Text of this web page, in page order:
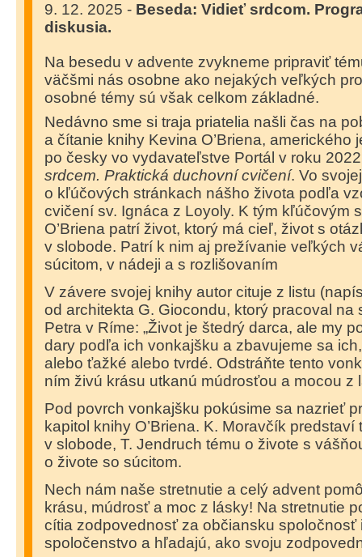
9. 12. 2025 - Beseda: Vidieť srdcom.
diskusia.
Na besedu v advente zvykneme pripraviť
väčšmi nás osobne ako nejakých veľkých
osobné témy sú však celkom základné.
Nedávno sme si traja priatelia našli čas na
a čítanie knihy Kevina O’Briena, amerického
po česky vo vydavateľstve Portál v roku
srdcem. Praktická duchovní cvičení. Vo
o kľúčových stránkach nášho života podľa
cvičení sv. Ignáca z Loyoly. K tým kľúčovým
O’Briena patrí život, ktorý má cieľ, život s
v slobode. Patrí k nim aj prežívanie veľkých
súcitom, v nádeji a s rozlišovaním
V závere svojej knihy autor cituje z listu
od architekta G. Giocondu, ktorý pracoval na
Petra v Ríme: „Život je štedrý darca, ale my
dary podľa ich vonkajšku a zbavujeme sa
alebo ťažké alebo tvrdé. Odstráňte tento
ním živú krásu utkanú múdrosťou a mocou z
Pod povrch vonkajšku pokúsime sa nazrieť
kapitol knihy O’Briena. K. Moravčík predstaví
v slobode, T. Jendruch tému o živote s
o živote so súcitom.
Nech nám naše stretnutie a celý advent
krásu, múdrosť a moc z lásky! Na stretnutie
cítia zodpovednosť za občiansku spoločnosť
spoločenstvo a hľadajú, ako svoju